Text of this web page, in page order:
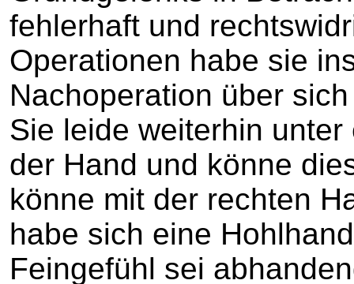
fehlerhaft und
Operationen habe sie
Nachoperation über
Sie leide weiterhin
der Hand und könne
könne mit der rechten
habe sich eine
Feingefühl sei